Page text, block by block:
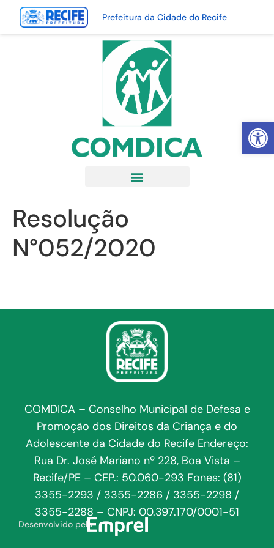
Abrir
Prefeitura da Cidade do Recife
Resolução
N°052/2020
COMDICA – Conselho Municipal de Defesa e
Promoção dos Direitos da Criança e do
Adolescente da Cidade do Recife Endereço:
Rua Dr. José Mariano nº 228, Boa Vista –
Recife/PE – CEP.: 50.060-293 Fones: (81)
3355-2293 / 3355-2286 / 3355-2298 /
3355-2288 – CNPJ: 00.397.170/0001-51
Desenvolvido pela